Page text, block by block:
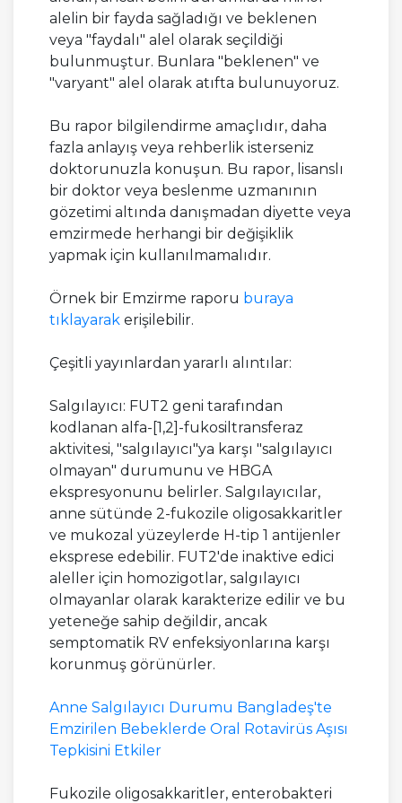
alelin bir fayda sağladığı ve beklenen
veya "faydalı" alel olarak seçildiği
bulunmuştur. Bunlara "beklenen" ve
"varyant" alel olarak atıfta bulunuyoruz.
Bu rapor bilgilendirme amaçlıdır, daha
fazla anlayış veya rehberlik isterseniz
doktorunuzla konuşun. Bu rapor, lisanslı
bir doktor veya beslenme uzmanının
gözetimi altında danışmadan diyette veya
emzirmede herhangi bir değişiklik
yapmak için kullanılmamalıdır.
Örnek bir Emzirme raporu buraya
tıklayarak erişilebilir.
Çeşitli yayınlardan yararlı alıntılar:
Salgılayıcı: FUT2 geni tarafından
kodlanan alfa-[1,2]-fukosiltransferaz
aktivitesi, "salgılayıcı"ya karşı "salgılayıcı
olmayan" durumunu ve HBGA
ekspresyonunu belirler. Salgılayıcılar,
anne sütünde 2-fukozile oligosakkaritler
ve mukozal yüzeylerde H-tip 1 antijenler
eksprese edebilir. FUT2'de inaktive edici
aleller için homozigotlar, salgılayıcı
olmayanlar olarak karakterize edilir ve bu
yeteneğe sahip değildir, ancak
semptomatik RV enfeksiyonlarına karşı
korunmuş görünürler.
Anne Salgılayıcı Durumu Bangladeş'te
Emzirilen Bebeklerde Oral Rotavirüs Aşısı
Tepkisini Etkiler
Fukozile oligosakkaritler, enterobakteri